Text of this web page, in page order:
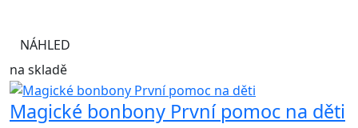
NÁHLED
na skladě
Magické bonbony První pomoc na děti